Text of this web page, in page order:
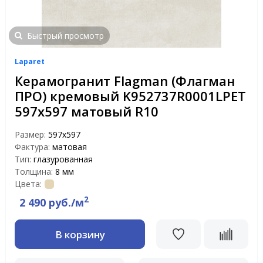
Быстрый просмотр
Laparet
Керамогранит Flagman (Флагман
ПРО) кремовый K952737R0001LPET
597x597 матовый R10
Размер: 597х597
Фактура: матовая
Тип: глазурованная
Толщина: 8 мм
Цвета:
2 490 руб./м2
В корзину